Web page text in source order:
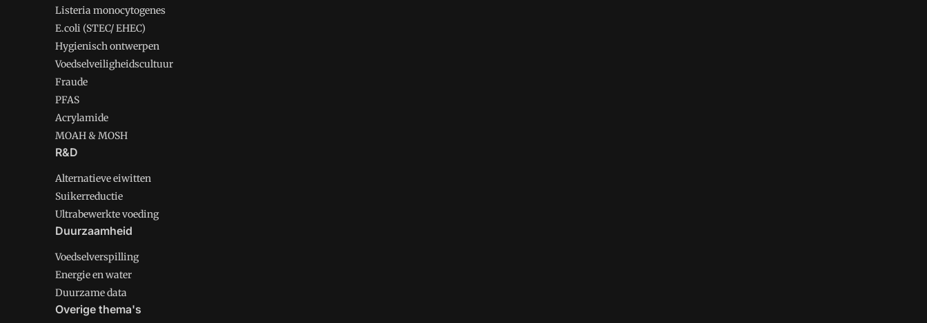
Listeria monocytogenes
E.coli (STEC/ EHEC)
Hygienisch ontwerpen
Voedselveiligheidscultuur
Fraude
PFAS
Acrylamide
MOAH & MOSH
R&D
Alternatieve eiwitten
Suikerreductie
Ultrabewerkte voeding
Duurzaamheid
Voedselverspilling
Energie en water
Duurzame data
Overige thema's